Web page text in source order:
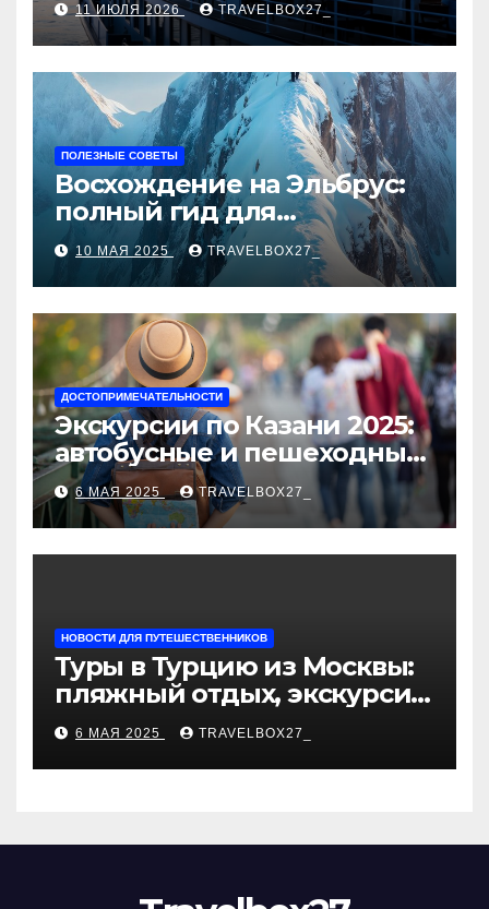
11 ИЮЛЯ 2026 TRAVELBOX27_
ПОЛЕЗНЫЕ СОВЕТЫ
Восхождение на Эльбрус:
полный гид для
покорителя высочайшей
вершины Европы
10 МАЯ 2025 TRAVELBOX27_
ДОСТОПРИМЕЧАТЕЛЬНОСТИ
Экскурсии по Казани 2025:
автобусные и пешеходные
туры от туроператора
«Казан360»
6 МАЯ 2025 TRAVELBOX27_
НОВОСТИ ДЛЯ ПУТЕШЕСТВЕННИКОВ
Туры в Турцию из Москвы:
пляжный отдых, экскурсии
и лучшие курорты
6 МАЯ 2025 TRAVELBOX27_